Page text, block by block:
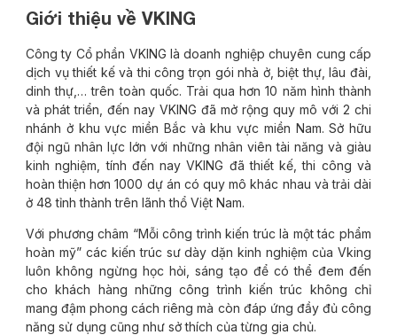
Giới thiệu về VKING
Công ty Cổ phần VKING là doanh nghiệp chuyên cung cấp
dịch vụ thiết kế và thi công trọn gói nhà ở, biệt thự, lâu đài,
dinh thự,… trên toàn quốc. Trải qua hơn 10 năm hình thành
và phát triển, đến nay VKING đã mở rộng quy mô với 2 chi
nhánh ở khu vực miền Bắc và khu vực miền Nam. Sở hữu
đội ngũ nhân lực lớn với những nhân viên tài năng và giàu
kinh nghiệm, tính đến nay VKING đã thiết kế, thi công và
hoàn thiện hơn 1000 dự án có quy mô khác nhau và trải dài
ở 48 tỉnh thành trên lãnh thổ Việt Nam.
Với phương châm “Mỗi công trình kiến trúc là một tác phẩm
hoàn mỹ” các kiến trúc sư dày dặn kinh nghiệm của Vking
luôn không ngừng học hỏi, sáng tạo để có thể đem đến
cho khách hàng những công trình kiến trúc không chỉ
mang đậm phong cách riêng mà còn đáp ứng đầy đủ công
năng sử dụng cũng như sở thích của từng gia chủ.